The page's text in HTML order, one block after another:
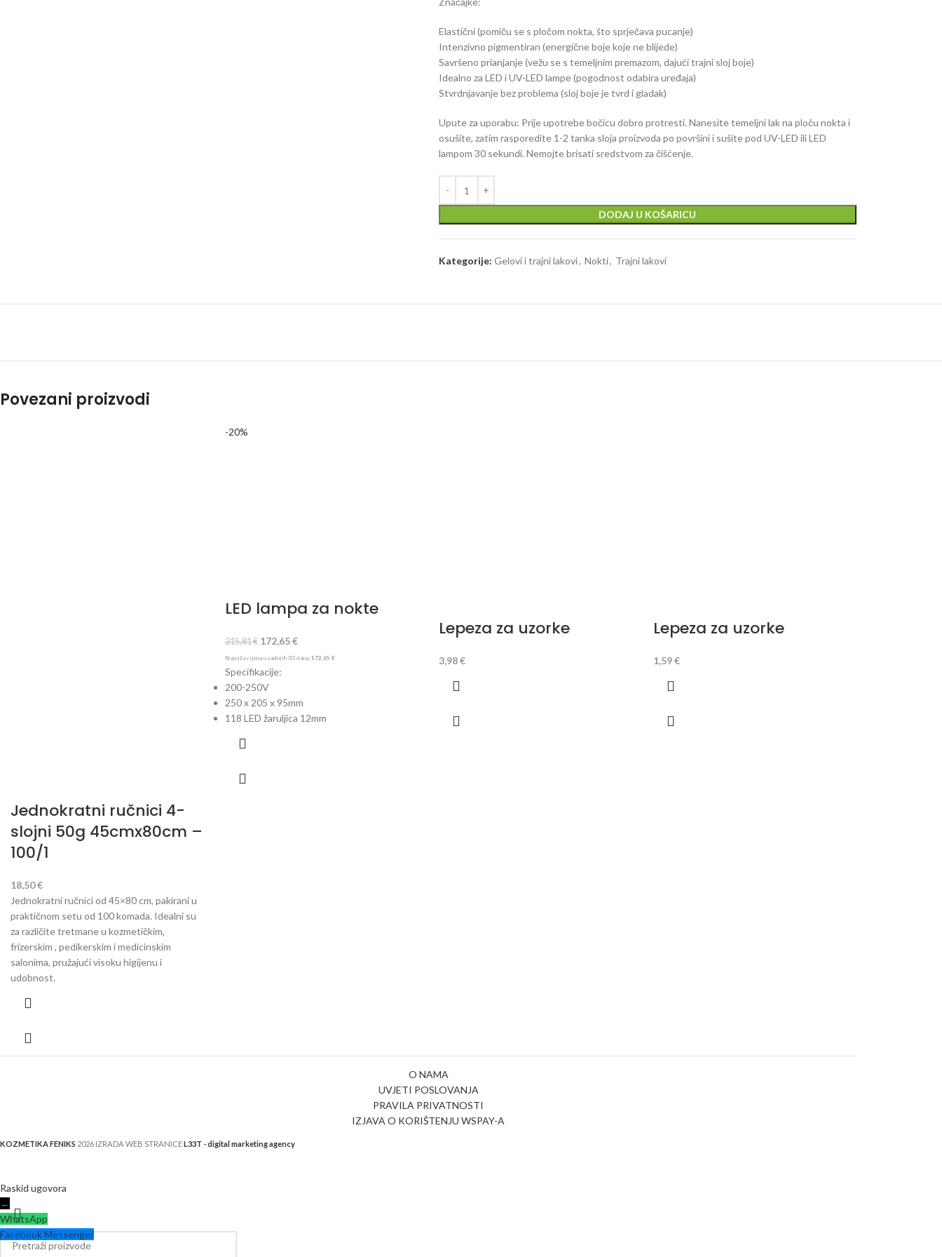
Elastični (pomiču se s pločom nokta, što sprječava pucanje)
Intenzivno pigmentiran (energične boje koje ne blijede)
Savršeno prianjanje (vežu se s temeljnim premazom, dajući trajni sloj boje)
Idealno za LED i UV-LED lampe (pogodnost odabira uređaja)
Stvrdnjavanje bez problema (sloj boje je tvrd i gladak)
Upute za uporabu: Prije upotrebe bočicu dobro protresti. Nanesite temeljni lak na ploču nokta i
osušite, zatim rasporedite 1-2 tanka sloja proizvoda po površini i sušite pod UV-LED ili LED
lampom 30 sekundi. Nemojte brisati sredstvom za čišćenje.
DODAJ U KOŠARICU
Kategorije: Gelovi i trajni lakovi, Nokti, Trajni lakovi
Povezani proizvodi
Jednokratni ručnici 4-
slojni 50g 45cmx80cm –
100/1
18,50€
Jednokratni ručnici od 45×80 cm, pakirani u
praktičnom setu od 100 komada. Idealni su
za različite tretmane u kozmetičkim,
frizerskim , pedikerskim i medicinskim
salonima, pružajući visoku higijenu i
udobnost.
-20%
LED lampa za nokte
215,81€ 172,65€
Najniža cijena u zadnjih 30 dana: 172,65 €
Specifikacije:
200-250V
250 x 205 x 95mm
118 LED žaruljica 12mm
Lepeza za uzorke
3,98€
Lepeza za uzorke
1,59€
O NAMA
UVJETI POSLOVANJA
PRAVILA PRIVATNOSTI
IZJAVA O KORIŠTENJU WSPAY-A
KOZMETIKA FENIKS 2026 IZRADA WEB STRANICEL33T - digital marketing agency
Raskid ugovora
←
WhatsApp
Facebook Messenger